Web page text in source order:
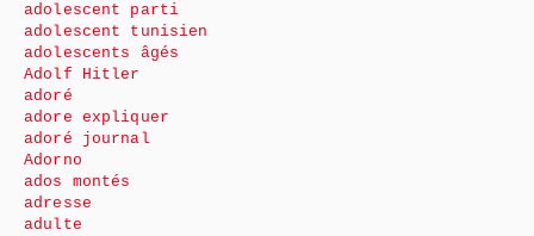
adolescent parti
adolescent tunisien
adolescents âgés
Adolf Hitler
adoré
adore expliquer
adoré journal
Adorno
ados montés
adresse
adulte